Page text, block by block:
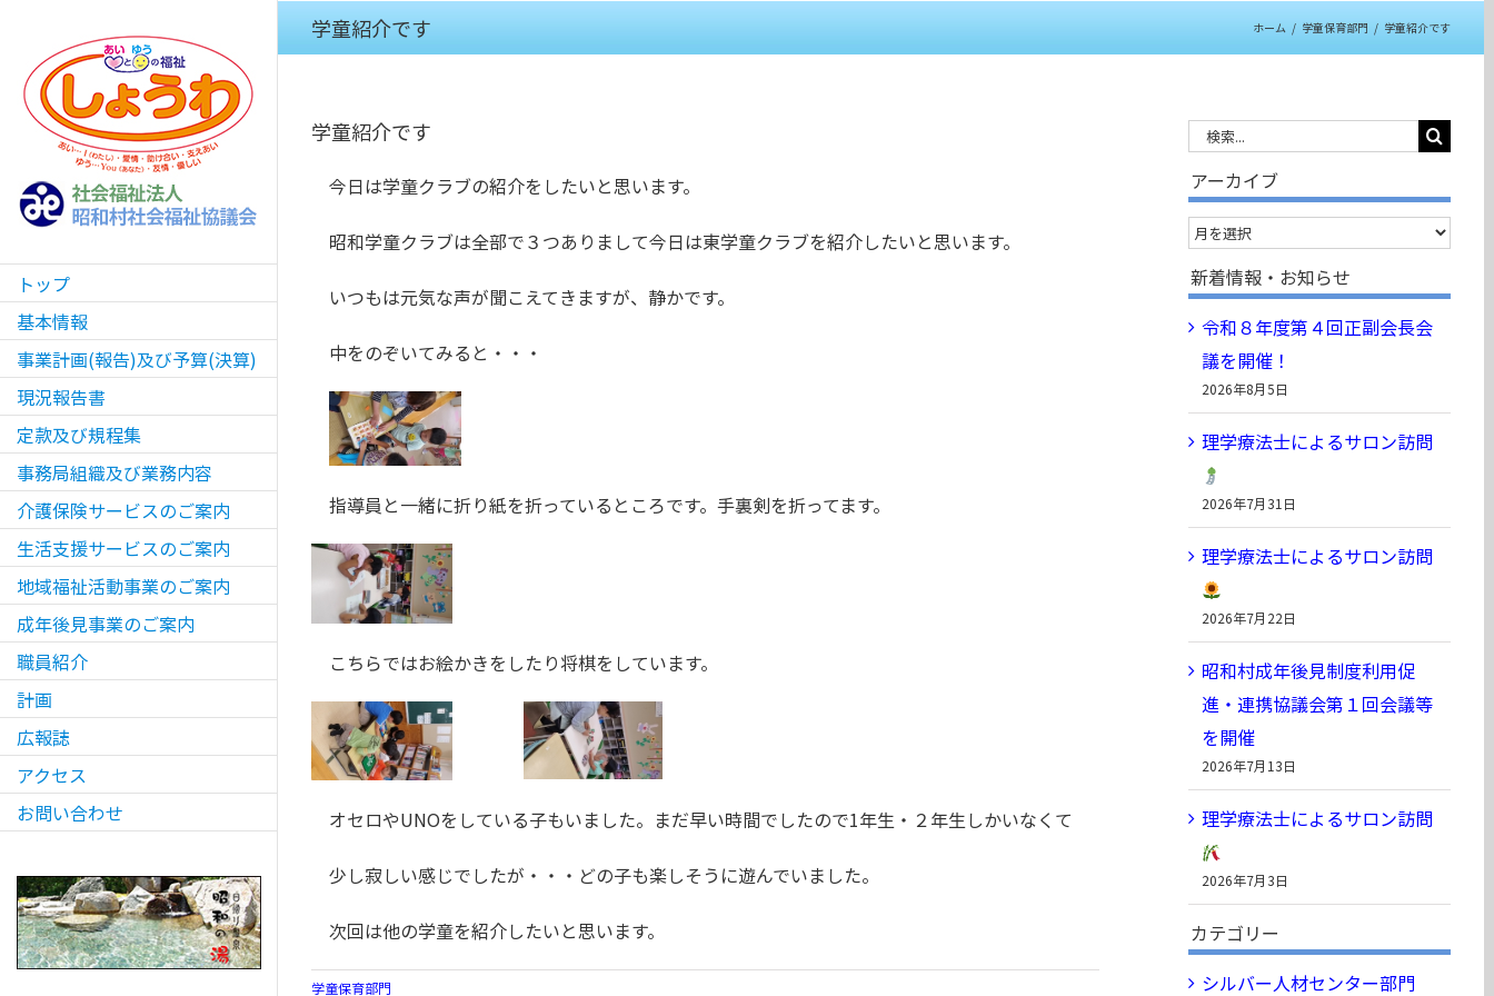
content
トップ
基本情報
事業計画(報告)及び予算(決算)
現況報告書
定款及び規程集
事務局組織及び業務内容
介護保険サービスのご案内
生活支援サービスのご案内
地域福祉活動事業のご案内
成年後見事業のご案内
職員紹介
計画
広報誌
アクセス
お問い合わせ
学童紹介です ホーム / 学童保育部門 / 学童紹介です
学童紹介です
今日は学童クラブの紹介をしたいと思います。
昭和学童クラブは全部で３つありまして今日は東学童クラブを紹介したいと思います。
いつもは元気な声が聞こえてきますが、静かです。
中をのぞいてみると・・・
指導員と一緒に折り紙を折っているところです。手裏剣を折ってます。
こちらではお絵かきをしたり将棋をしています。
オセロやUNOをしている子もいました。まだ早い時間でしたので1年生・２年生しかいなくて
少し寂しい感じでしたが・・・どの子も楽しそうに遊んでいました。
次回は他の学童を紹介したいと思います。
学童保育部門
…
アーカイブ
ア
ー
カ
イ
ブ
新着情報・お知らせ
令和８年度第４回正副会長会
議を開催！
2026年8月5日
理学療法士によるサロン訪問
2026年7月31日
理学療法士によるサロン訪問
2026年7月22日
昭和村成年後見制度利用促
進・連携協議会第１回会議等
を開催
2026年7月13日
理学療法士によるサロン訪問
2026年7月3日
カテゴリー
シルバー人材センター部門